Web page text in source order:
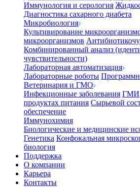
Иммунология и серология
Диагностика сахарного диабета
Микробиология
Культивирование
микроорганизмов
Комбинированный анализ
чувствительности)
Лабораторная автоматизация
Лабораторные роботы
Ветеринария и ГМО
Инфекционные заболевания ГМИ
продуктах питания Сырьевой
обеспечение
Иммунохимия
Биологические и медицинские
Генетика Конфокальная
биология
Поддержка
О компании
Карьера
Контакты